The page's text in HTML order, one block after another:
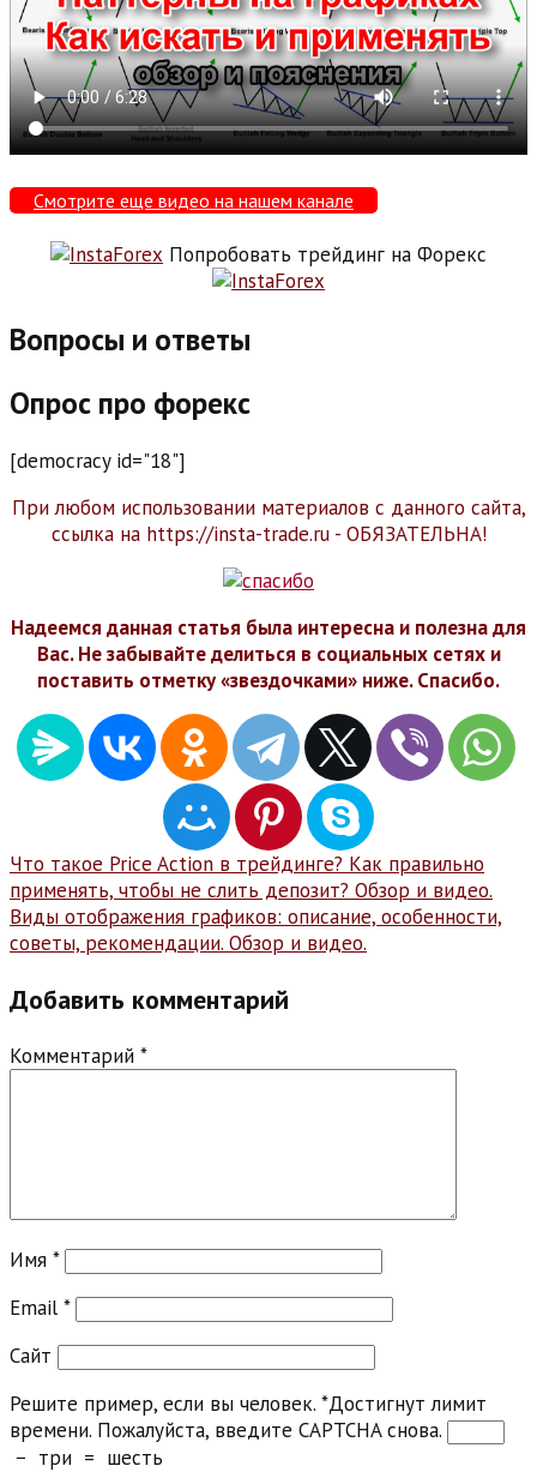
Смотрите еще видео на нашем канале
Попробовать трейдинг на Форекс
Вопросы и ответы
Опрос про форекс
[democracy id="18"]
При любом использовании материалов с данного сайта,
ссылка на https://insta-trade.ru - ОБЯЗАТЕЛЬНА!
Надеемся данная статья была интересна и полезна для
Вас. Не забывайте делиться в социальных сетях и
поставить отметку «звездочками» ниже. Спасибо.
Навигация
по
записям
Что такое Price Action в трейдинге? Как правильно
применять, чтобы не слить депозит? Обзор и видео.
Виды отображения графиков: описание, особенности,
советы, рекомендации. Обзор и видео.
Добавить комментарий
Комментарий *
Имя *
Email *
Сайт
Решите пример, если вы человек. *Достигнут лимит
времени. Пожалуйста, введите CAPTCHA снова.
− три = шесть